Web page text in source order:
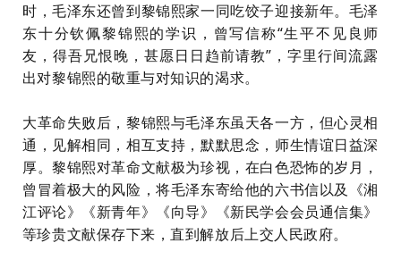
时，毛泽东还曾到黎锦熙家一同吃饺子迎接新年。毛泽
东十分钦佩黎锦熙的学识，曾写信称“生平不见良师
友，得吾兄恨晚，甚愿日日趋前请教”，字里行间流露
出对黎锦熙的敬重与对知识的渴求。
大革命失败后，黎锦熙与毛泽东虽天各一方，但心灵相
通，见解相同，相互支持，默默思念，师生情谊日益深
厚。黎锦熙对革命文献极为珍视，在白色恐怖的岁月，
曾冒着极大的风险，将毛泽东寄给他的六书信以及《湘
江评论》《新青年》《向导》《新民学会会员通信集》
等珍贵文献保存下来，直到解放后上交人民政府。